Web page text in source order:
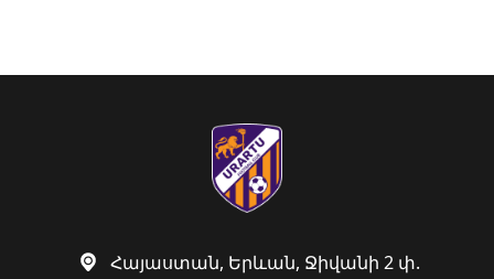
Հայաստան, Երևան, Ջիվանի 2 փ.